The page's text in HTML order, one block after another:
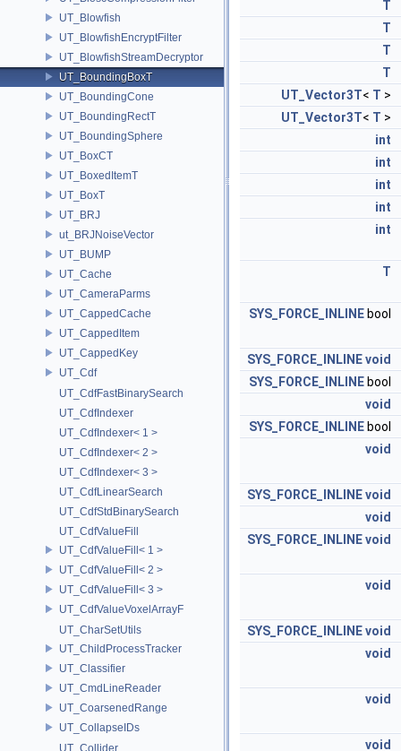
UT_Blowfish
UT_BlowfishEncryptFilter
UT_BlowfishStreamDecryptor
UT_BoundingBoxT
UT_BoundingCone
UT_BoundingRectT
UT_BoundingSphere
UT_BoxCT
UT_BoxedItemT
UT_BoxT
UT_BRJ
ut_BRJNoiseVector
UT_BUMP
UT_Cache
UT_CameraParms
UT_CappedCache
UT_CappedItem
UT_CappedKey
UT_Cdf
UT_CdfFastBinarySearch
UT_CdfIndexer
UT_CdfIndexer< 1 >
UT_CdfIndexer< 2 >
UT_CdfIndexer< 3 >
UT_CdfLinearSearch
UT_CdfStdBinarySearch
UT_CdfValueFill
UT_CdfValueFill< 1 >
UT_CdfValueFill< 2 >
UT_CdfValueFill< 3 >
UT_CdfValueVoxelArrayF
UT_CharSetUtils
UT_ChildProcessTracker
UT_Classifier
UT_CmdLineReader
UT_CoarsenedRange
UT_CollapseIDs
UT_Collider
T
T
T
T
UT_Vector3T< T >
UT_Vector3T< T >
int
int
int
int
int
T
SYS_FORCE_INLINE bool
SYS_FORCE_INLINEvoid
SYS_FORCE_INLINE bool
void
SYS_FORCE_INLINE bool
void
SYS_FORCE_INLINEvoid
void
SYS_FORCE_INLINEvoid
void
SYS_FORCE_INLINEvoid
void
void
void